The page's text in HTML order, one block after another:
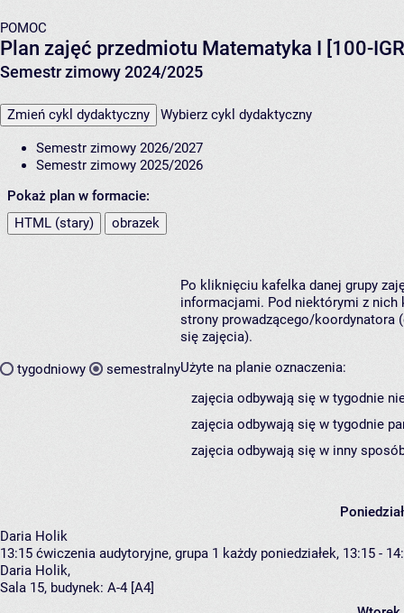
POMOC
Plan zajęć przedmiotu Matematyka I [100-
Semestr zimowy 2024/2025
Zmień cykl dydaktyczny Wybierz cykl dydaktyczny
Semestr zimowy 2026/2027
Semestr zimowy 2025/2026
Pokaż plan w formacie:
HTML (stary)
obrazek
tygodniowy semestralny
Po kliknięciu kafelka danej grupy
informacjami. Pod niektórymi z nich
strony prowadzącego/koordynatora
się zajęcia).
Użyte na planie oznaczenia:
zajęcia odbywają się w tygodnie
zajęcia odbywają się w tygodnie
zajęcia odbywają się w inny
Daria Holik
13:15 ćwiczenia audytoryjne, grupa 1 każdy poniedziałek, 13:15 -
Daria Holik,
Sala 15, budynek: A-4 [A4]